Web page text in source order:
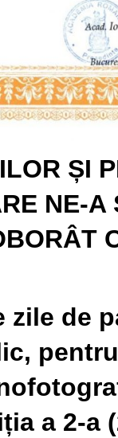
ȘI
NE-
zile de
a 2-a